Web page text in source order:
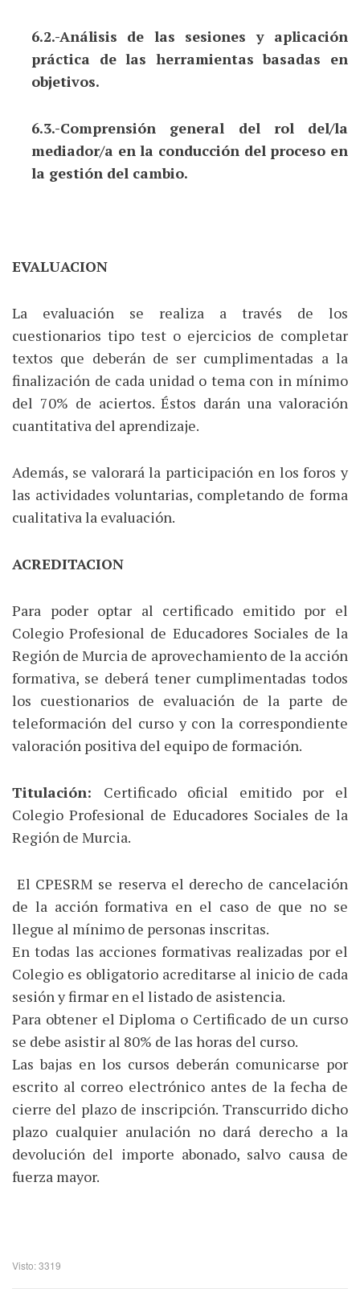
6.2.-Análisis de las sesiones y aplicación
práctica de las herramientas basadas en
objetivos.
6.3.-Comprensión general del rol del/la
mediador/a en la conducción del proceso en
la gestión del cambio.
EVALUACION
La evaluación se realiza a través de los
cuestionarios tipo test o ejercicios de completar
textos que deberán de ser cumplimentadas a la
finalización de cada unidad o tema con in mínimo
del 70% de aciertos. Éstos darán una valoración
cuantitativa del aprendizaje.
Además, se valorará la participación en los foros y
las actividades voluntarias, completando de forma
cualitativa la evaluación.
ACREDITACION
Para poder optar al certificado emitido por el
Colegio Profesional de Educadores Sociales de la
Región de Murcia de aprovechamiento de la acción
formativa, se deberá tener cumplimentadas todos
los cuestionarios de evaluación de la parte de
teleformación del curso y con la correspondiente
valoración positiva del equipo de formación.
Titulación: Certificado oficial emitido por el
Colegio Profesional de Educadores Sociales de la
Región de Murcia.
El CPESRM se reserva el derecho de cancelación
de la acción formativa en el caso de que no se
llegue al mínimo de personas inscritas.
En todas las acciones formativas realizadas por el
Colegio es obligatorio acreditarse al inicio de cada
sesión y firmar en el listado de asistencia.
Para obtener el Diploma o Certificado de un curso
se debe asistir al 80% de las horas del curso.
Las bajas en los cursos deberán comunicarse por
escrito al correo electrónico antes de la fecha de
cierre del plazo de inscripción. Transcurrido dicho
plazo cualquier anulación no dará derecho a la
devolución del importe abonado, salvo causa de
fuerza mayor.
Visto: 3319